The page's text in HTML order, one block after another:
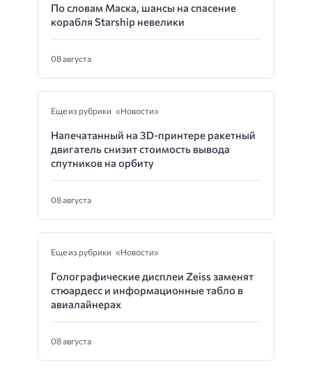
По словам Маска, шансы на спасение
корабля Starship невелики
08 августа
Еще из рубрики «Новости»
Напечатанный на 3D-принтере ракетный
двигатель снизит стоимость вывода
спутников на орбиту
08 августа
Еще из рубрики «Новости»
Голографические дисплеи Zeiss заменят
стюардесс и информационные табло в
авиалайнерах
08 августа